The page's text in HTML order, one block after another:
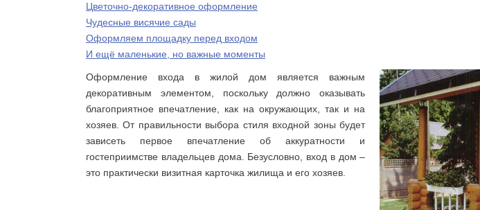
Цветочно-декоративное оформление
Чудесные висячие сады
Оформляем площадку перед входом
И ещё маленькие, но важные моменты
Оформление входа в жилой дом является важным
декоративным элементом, поскольку должно оказывать
благоприятное впечатление, как на окружающих, так и на
хозяев. От правильности выбора стиля входной зоны будет
зависеть первое впечатление об аккуратности и
гостеприимстве владельцев дома. Безусловно, вход в дом –
это практически визитная карточка жилища и его хозяев.